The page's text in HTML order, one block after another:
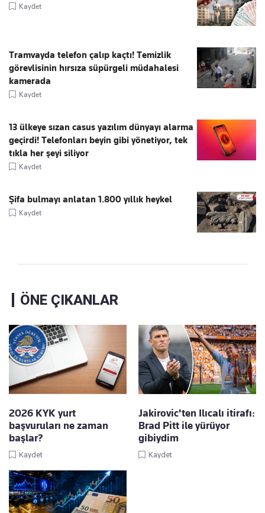
Kaydet
Tramvayda telefon çalıp kaçtı! Temizlik
görevlisinin hırsıza süpürgeli müdahalesi
kamerada
Kaydet
13 ülkeye sızan casus yazılım dünyayı alarma
geçirdi! Telefonları beyin gibi yönetiyor, tek
tıkla her şeyi siliyor
Kaydet
Şifa bulmayı anlatan 1.800 yıllık heykel
Kaydet
ÖNE ÇIKANLAR
2026 KYK yurt
başvuruları ne zaman
başlar?
Kaydet
Jakirovic'ten Ilıcalı itirafı:
Brad Pitt ile yürüyor
gibiydim
Kaydet